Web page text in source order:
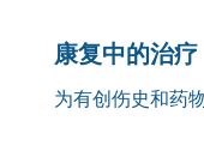
康复中的治疗
为有创伤史和药